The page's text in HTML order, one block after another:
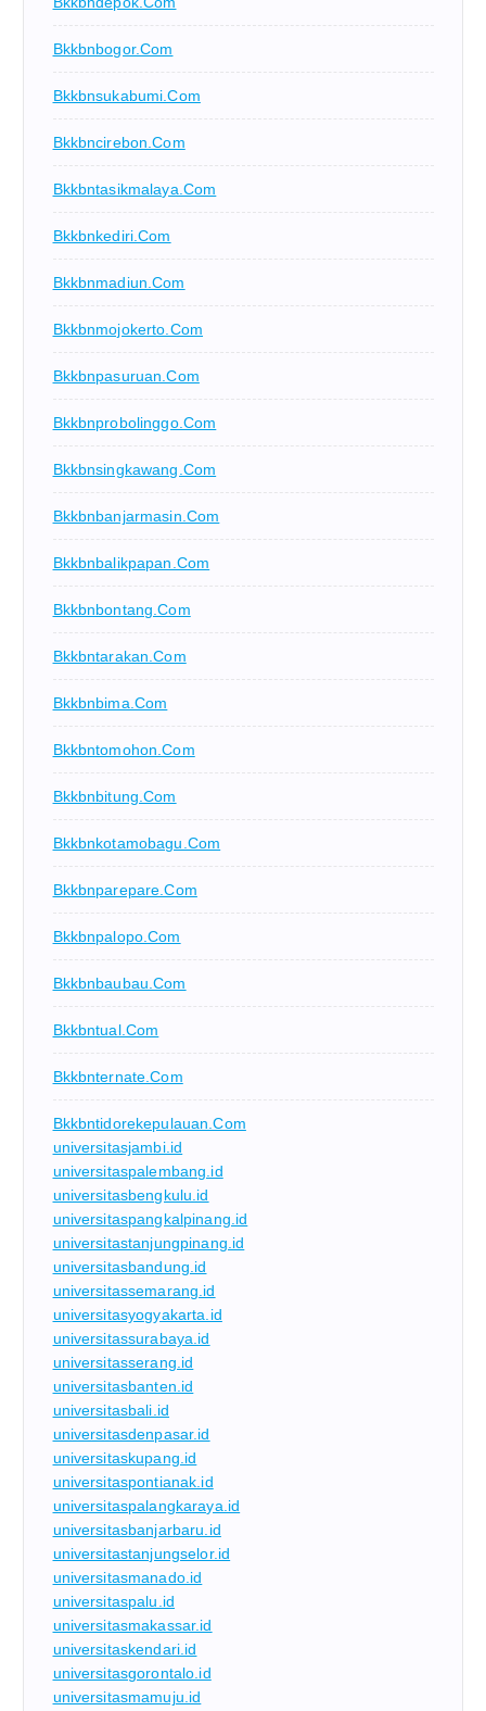
Bkkbnbogor.com
Bkkbnsukabumi.com
Bkkbncirebon.com
Bkkbntasikmalaya.com
Bkkbnkediri.com
Bkkbnmadiun.com
Bkkbnmojokerto.com
Bkkbnpasuruan.com
Bkkbnprobolinggo.com
Bkkbnsingkawang.com
Bkkbnbanjarmasin.com
Bkkbnbalikpapan.com
Bkkbnbontang.com
Bkkbntarakan.com
Bkkbnbima.com
Bkkbntomohon.com
Bkkbnbitung.com
Bkkbnkotamobagu.com
Bkkbnparepare.com
Bkkbnpalopo.com
Bkkbnbaubau.com
Bkkbntual.com
Bkkbnternate.com
Bkkbntidorekepulauan.com
universitasjambi.id
universitaspalembang.id
universitasbengkulu.id
universitaspangkalpinang.id
universitastanjungpinang.id
universitasbandung.id
universitassemarang.id
universitasyogyakarta.id
universitassurabaya.id
universitasserang.id
universitasbanten.id
universitasbali.id
universitasdenpasar.id
universitaskupang.id
universitaspontianak.id
universitaspalangkaraya.id
universitasbanjarbaru.id
universitastanjungselor.id
universitasmanado.id
universitaspalu.id
universitasmakassar.id
universitaskendari.id
universitasgorontalo.id
universitasmamuju.id